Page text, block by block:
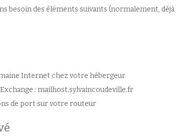
besoin des éléments suivants (normalement, déjà
Internet chez votre hébergeur
: mailhost.sylvaincoudeville.fr
de port sur votre routeur